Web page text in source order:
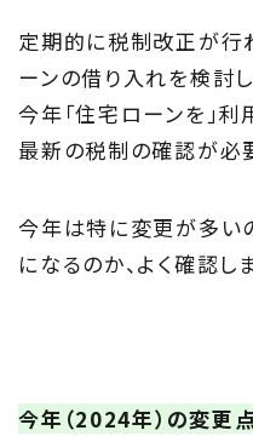
Concept
ウッド・コミュ二ケーシ
Philosophy
Members
私たちの取り組み
定期的に税制改正が行
ーンの借り入れを検討し
今年「住宅ローンを」
最新の税制の確認が必
今年は特に変更が多い
になるのか、よく確認しま
今年（2024年）の変更